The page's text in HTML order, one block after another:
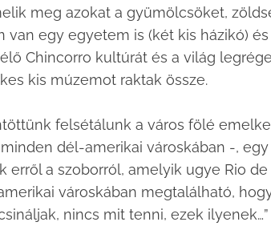
meg azokat a gyümölcsöket,
van egy egyetem is (két kis házikó)
Chincorro kultúrát és a világ
kis múzemot raktak össze.
felsétálunk a város fölé
dél-amerikai városkában -,
erről a szoborról, amelyik ugye Rio
városkában megtalálható,
nincs mit tenni, ezek